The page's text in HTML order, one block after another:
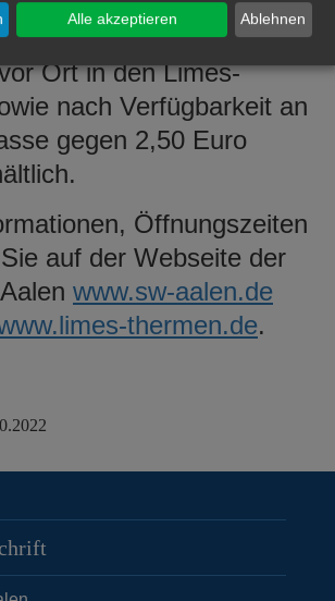
sind im Vorverkauf
Ort in den Limes-
nach Verfügbarkeit an
gegen 2,50 Euro
Öffnungszeiten
auf der Webseite der
www.sw-aalen.de
thermen.de.
Ablehnen
Alle akzeptieren